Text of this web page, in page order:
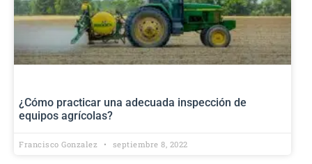
¿Cómo practicar una adecuada inspección de
equipos agrícolas?
Francisco Gonzalez septiembre 8, 2022